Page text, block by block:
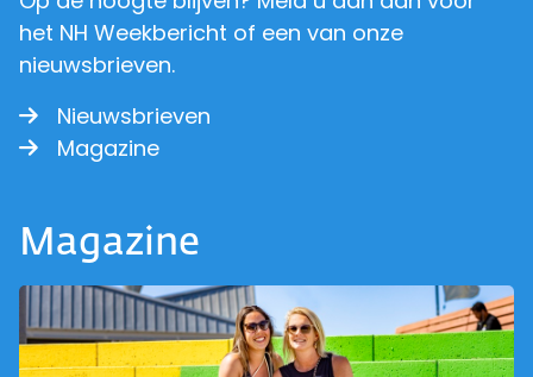
het NH Weekbericht of een van onze
nieuwsbrieven.
Nieuwsbrieven
Magazine
Magazine